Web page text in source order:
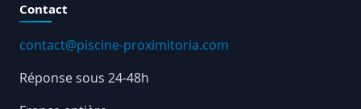
Contact
contact@piscine-proximitoria.com
Réponse sous 24-48h